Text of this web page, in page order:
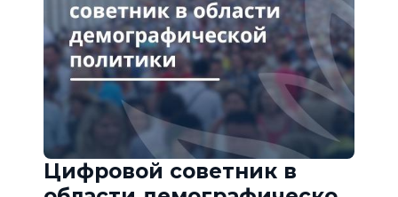
Цифровой советник в